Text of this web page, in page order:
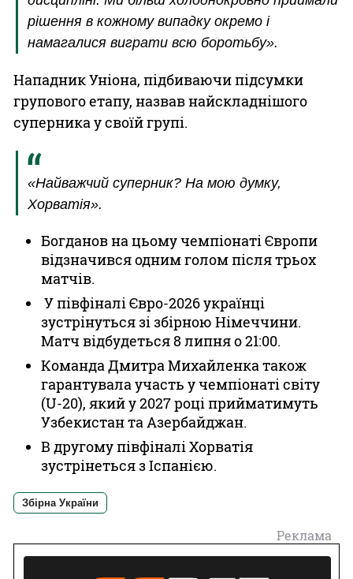
рішення в кожному випадку окремо і
намагалися виграти всю боротьбу».
Нападник Уніона, підбиваючи підсумки
групового етапу, назвав найскладнішого
суперника у своїй групі.
«Найважчий суперник? На мою думку,
Хорватія».
Богданов на цьому чемпіонаті Європи
відзначився одним голом після трьох
матчів.
У півфіналі Євро-2026 українці
зустрінуться зі збірною Німеччини.
Матч відбудеться 8 липня о 21:00.
Команда Дмитра Михайленка також
гарантувала участь у чемпіонаті світу
(U-20), який у 2027 році прийматимуть
Узбекистан та Азербайджан.
В другому півфіналі Хорватія
зустрінеться з Іспанією.
Збірна України
Реклама